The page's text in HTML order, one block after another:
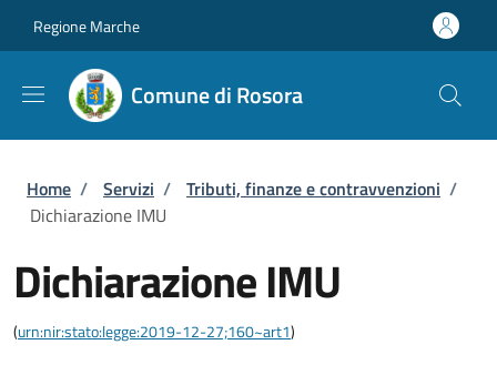
Regione Marche
Comune di Rosora
Briciole di pane
Home / Servizi / Tributi, finanze e contravvenzioni /
Dichiarazione IMU
Dichiarazione IMU
(urn:nir:stato:legge:2019-12-27;160~art1)